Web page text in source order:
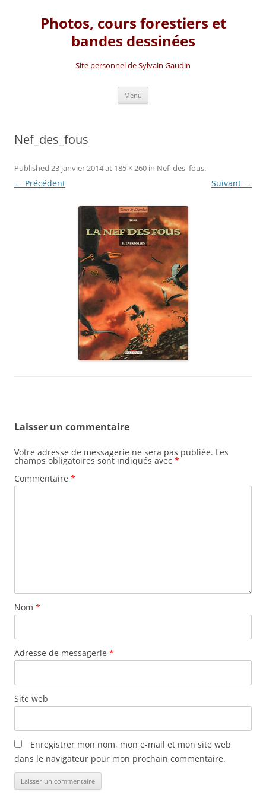
Photos, cours forestiers et
bandes dessinées
Site personnel de Sylvain Gaudin
Menu
Nef_des_fous
Published 23 janvier 2014at 185 × 260 in Nef_des_fous.
← Précédent Suivant →
Laisser un commentaire
Votre adresse de messagerie ne sera pas publiée. Les
champs obligatoires sont indiqués avec *
Commentaire *
Nom *
Adresse de messagerie *
Site web
Enregistrer mon nom, mon e-mail et mon site web
dans le navigateur pour mon prochain commentaire.